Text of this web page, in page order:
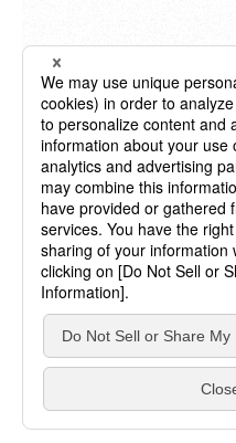
"Billboard" ® charts,
permission of
All